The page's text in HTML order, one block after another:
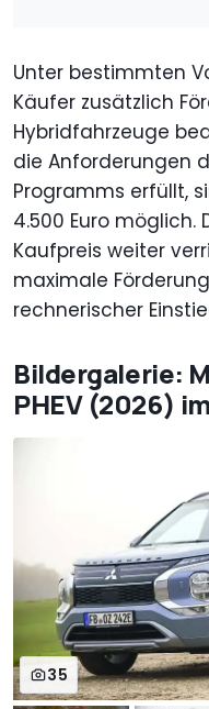
Unter bestimmten
Käufer zusätzlich
Hybridfahrzeuge
die Anforderungen
Programms erfüllt,
4.500 Euro
Kaufpreis weiter
maximale
rechnerischer
Bildergalerie:
PHEV (2026)
35